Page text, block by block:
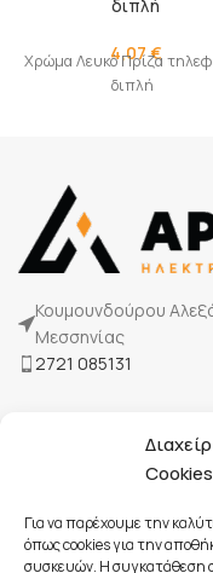
Cookies
Για να παρέχουμε την
όπως cookies για την
συσκευών. Η συγκατάθεση
διπλή
4,07€
Χρώμα Λευκό Πρίζα
διπλή
Κουμουνδούρου
Μεσσηνίας
2721 085131
Τρόποι πληρωμής